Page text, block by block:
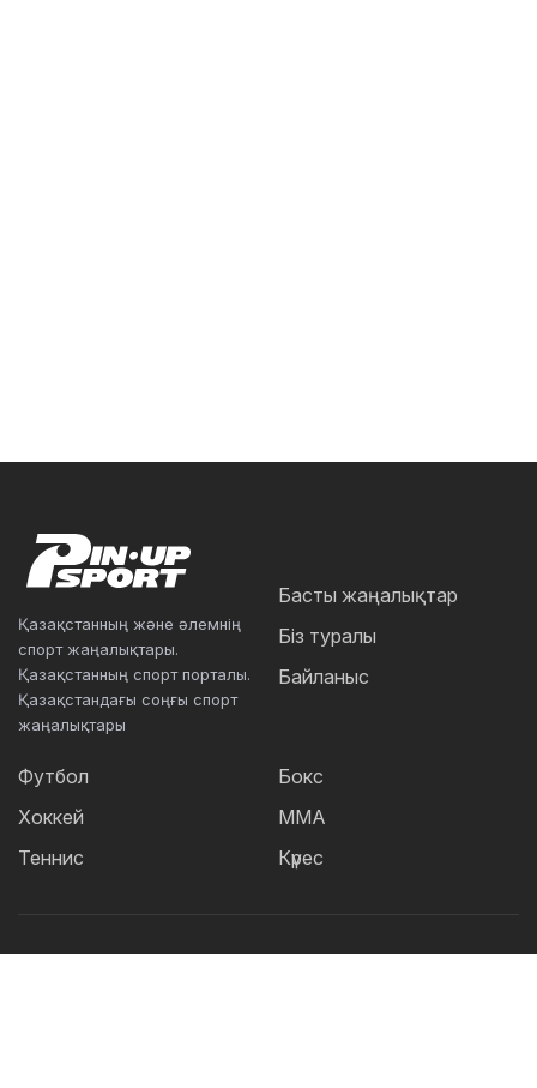
Қазақстанның және әлемнің
спорт жаңалықтары.
Қазақстанның спорт порталы.
Қазақстандағы соңғы спорт
жаңалықтары
Басты жаңалықтар
Біз туралы
Байланыс
Футбол
Хоккей
Теннис
Бокс
ММА
Күрес